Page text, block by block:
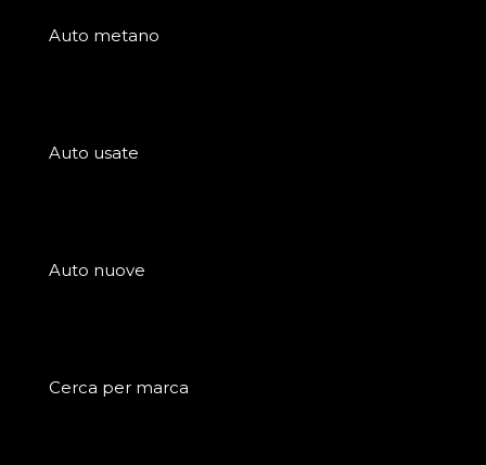
Auto metano
Auto usate
Auto nuove
Cerca per marca